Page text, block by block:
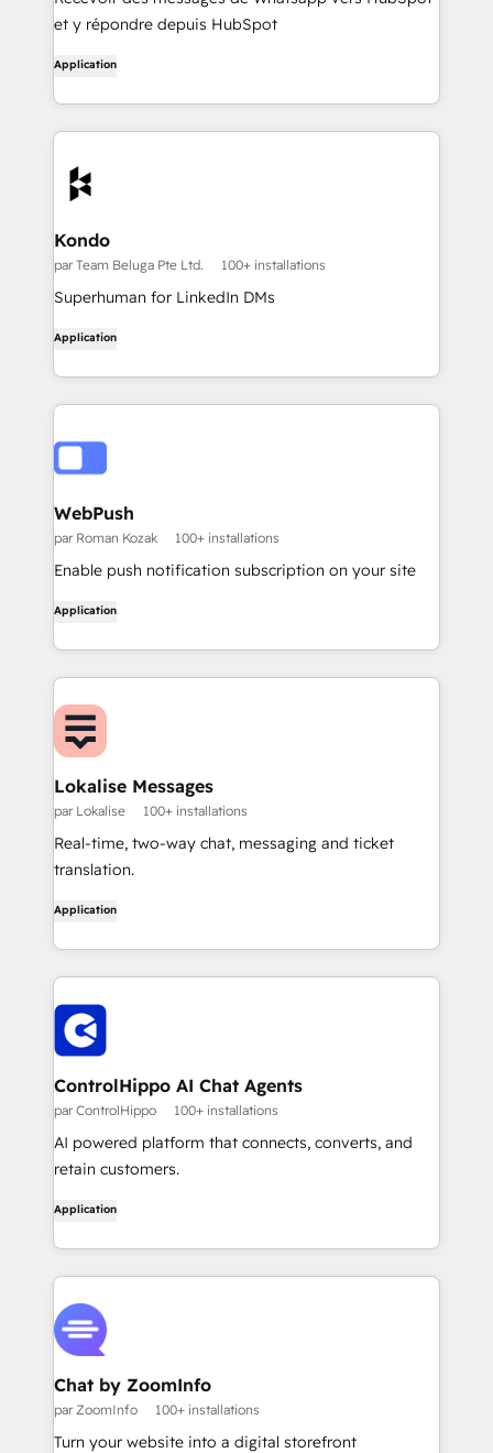
et y répondre depuis HubSpot
Application
Kondo
par Team Beluga Pte Ltd. 100+ installations
Superhuman for LinkedIn DMs
Application
WebPush
par Roman Kozak 100+ installations
Enable push notification subscription on your site
Application
Lokalise Messages
par Lokalise 100+ installations
Real-time, two-way chat, messaging and ticket
translation.
Application
ControlHippo AI Chat Agents
par ControlHippo 100+ installations
AI powered platform that connects, converts, and
retain customers.
Application
Chat by ZoomInfo
par ZoomInfo 100+ installations
Turn your website into a digital storefront